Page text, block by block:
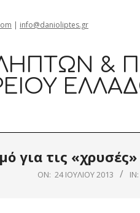
| info@danioliptes.gr
&
για τις
ON: 24 ΙΟΥΛΊΟΥ 2013 IN: